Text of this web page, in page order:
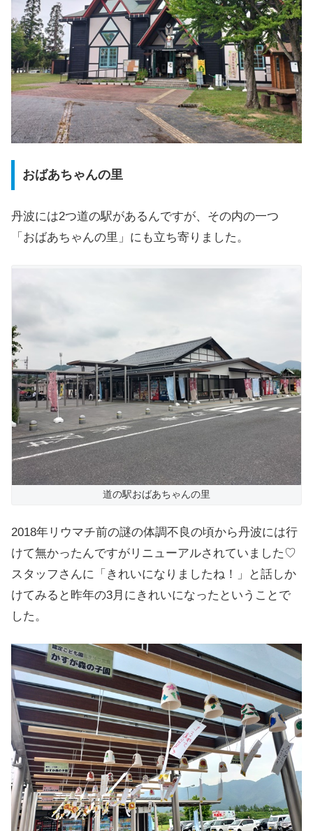
おばあちゃんの里
丹波には2つ道の駅があるんですが、その内の一つ
「おばあちゃんの里」にも立ち寄りました。
道の駅おばあちゃんの里
2018年リウマチ前の謎の体調不良の頃から丹波には行
けて無かったんですがリニューアルされていました♡
スタッフさんに「きれいになりましたね！」と話しか
けてみると昨年の3月にきれいになったということで
した。